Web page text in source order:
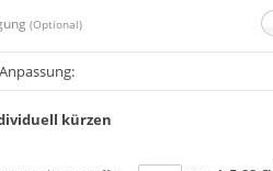
(Optional)
kürzen